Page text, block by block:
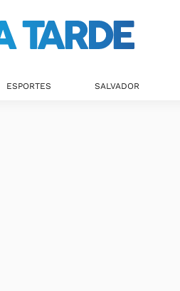
ESPORTES SALVADOR